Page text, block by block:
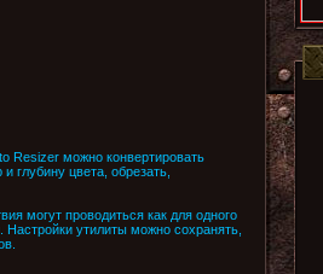
Resizer можно конвертировать
глубину цвета, обрезать,
могут проводиться как для одного
утилиты можно сохранять,